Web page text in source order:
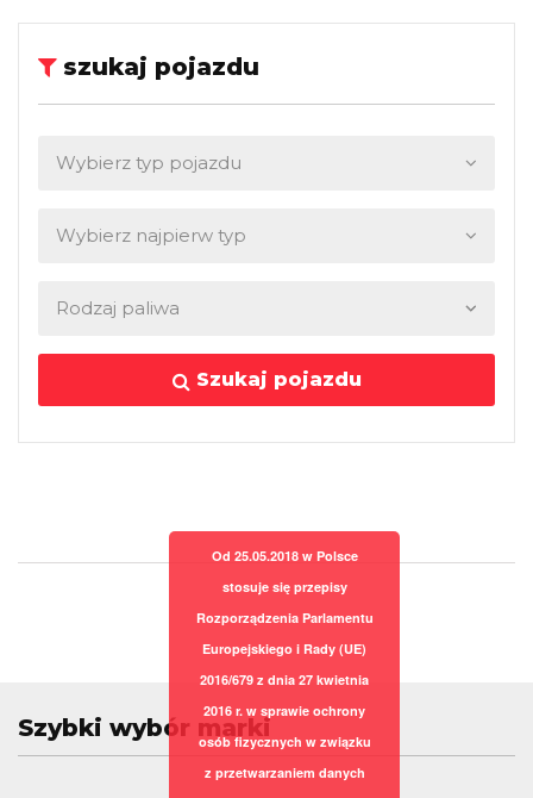
szukaj pojazdu
Szukaj pojazdu
Szybki wybór marki
Od 25.05.2018 w Polsce
stosuje się przepisy
Rozporządzenia Parlamentu
Europejskiego i Rady (UE)
2016/679 z dnia 27 kwietnia
2016 r. w sprawie ochrony
osób fizycznych w związku
z przetwarzaniem danych